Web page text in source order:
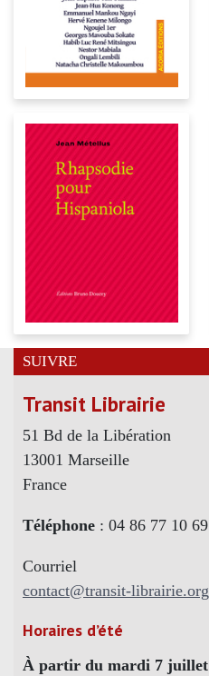
SUIVRE
Transit Librairie
51 Bd de la Libération
13001 Marseille
France
Téléphone : 04 86 77 10 69
Courriel
contact@transit-librairie.org
Horaires d’été
À partir du mardi 7 juillet